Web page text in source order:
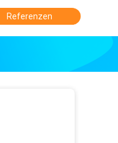
Referenzen